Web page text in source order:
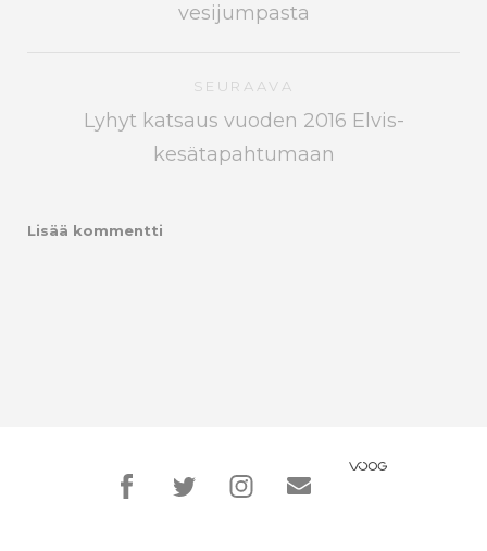
vesijumpasta
SEURAAVA
Lyhyt katsaus vuoden 2016 Elvis-
kesätapahtumaan
Lisää kommentti